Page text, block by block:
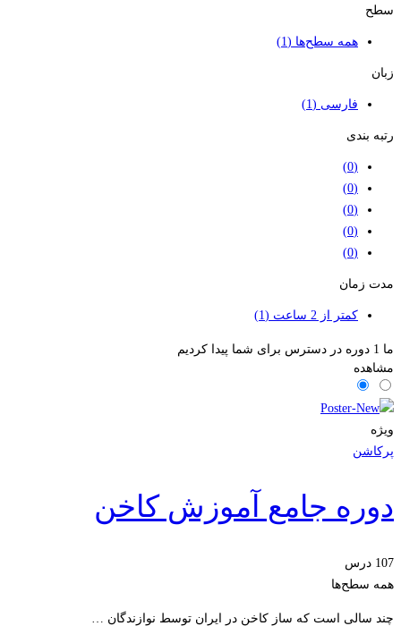
سطح
همه سطح‌ها (1)
زبان
فارسی (1)
رتبه بندی
(0)
(0)
(0)
(0)
(0)
مدت زمان
کمتر از 2 ساعت (1)
ما 1 دوره در دسترس برای شما پیدا کردیم
مشاهده
ویژه
پرکاشن
دوره جامع آموزش کاخن
107 درس
همه سطح‌ها
چند سالی است که ساز کاخن در ایران توسط نوازندگان …